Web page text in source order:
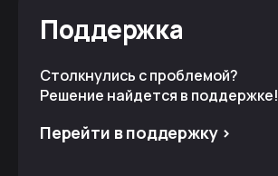
Поддержка
Столкнулись с проблемой?
Решение найдется в поддержке!
Перейти в поддержку >